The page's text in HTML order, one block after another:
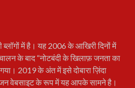
में है। यह 2006 के आखिरी दिनों में
के बाद “नोटबंदी के खिलाफ़ जनता का
2019 के अंत में इसे दोबारा ज़िंदा
वेबसाइट के रूप में यह आपके सामने है।